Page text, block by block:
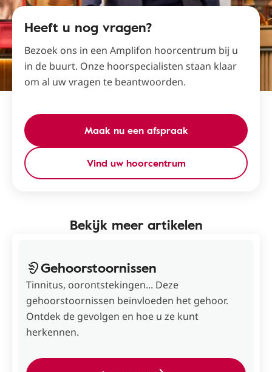
Heeft u nog vragen?
Bezoek ons ​​in een Amplifon hoorcentrum bij u
in de buurt. Onze hoorspecialisten staan ​​klaar
om al uw vragen te beantwoorden.
Maak nu een afspraak
Vind uw hoorcentrum
Bekijk meer artikelen
Gehoorstoornissen
Tinnitus, oorontstekingen... Deze
gehoorstoornissen beïnvloeden het gehoor.
Ontdek de gevolgen en hoe u ze kunt
herkennen.